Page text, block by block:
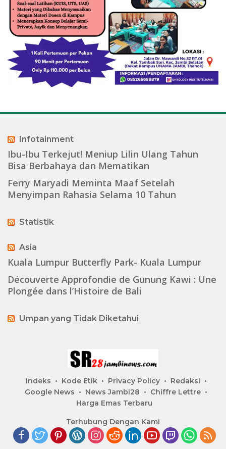
Infotainment
Ibu-Ibu Terkejut! Meniup Lilin Ulang Tahun
Bisa Berbahaya dan Mematikan
Ferry Maryadi Meminta Maaf Setelah
Menyimpan Rahasia Selama 10 Tahun
Statistik
Asia
Kuala Lumpur Butterfly Park- Kuala Lumpur
Découverte Approfondie de Gunung Kawi : Une
Plongée dans l’Histoire de Bali
Umpan yang Tidak Diketahui
Indeks Kode Etik Privacy Policy
Redaksi
Google News
News Jambi28
Chiffre Lettre
Harga Emas Terbaru
Terhubung Dengan Kami